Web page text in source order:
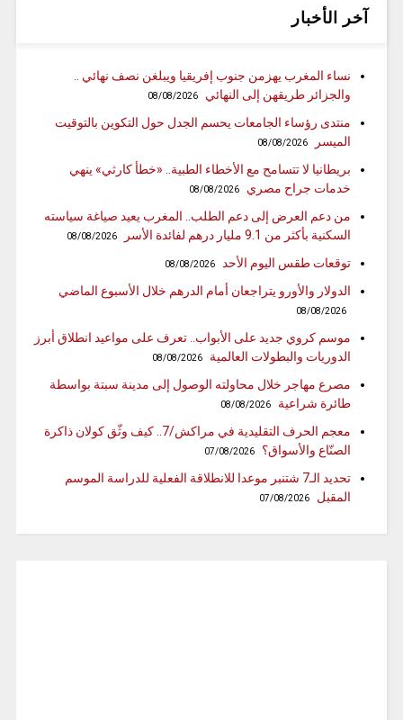
آخر الأخبار
نساء المغرب يهزمن جنوب إفريقيا ويبلغن نصف نهائي ..
والجزائر طريقهن إلى النهائي
08/08/2026
منتدى رؤساء الجامعات يحسم الجدل حول التكوين بالتوقيت
الميسر
08/08/2026
بريطانيا لا تتسامح مع الأخطاء الطبية.. «خطأ كارثي» ينهي
خدمات جراح مصري
08/08/2026
من دعم العرض إلى دعم الطلب.. المغرب يعيد صياغة سياسته
السكنية بأكثر من 9.1 مليار درهم لفائدة الأسر
08/08/2026
توقعات طقس اليوم الأحد 08/08/2026
الدولار والأورو يتراجعان أمام الدرهم خلال الأسبوع الماضي
08/08/2026
موسم كروي جديد على الأبواب.. تعرف على مواعيد انطلاق أبرز
الدوريات والبطولات العالمية
08/08/2026
مصرع مهاجر خلال محاولته الوصول إلى مدينة سبتة بواسطة
طائرة شراعية
08/08/2026
معجم الحرف التقليدية في مراكش/7.. كيف وثّق كولان ذاكرة
الصنّاع والأسواق؟
07/08/2026
تحديد الـ7 شتنبر موعدا للانطلاقة الفعلية للدراسة الموسم
المقبل
07/08/2026